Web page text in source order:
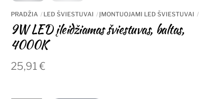
PRADŽIA LED ŠVIESTUVAI ĮMONTUOJAMI LED ŠVIESTUVAI
9W LED įleidžiamas šviestuvas, baltas,
4000K
25,91€